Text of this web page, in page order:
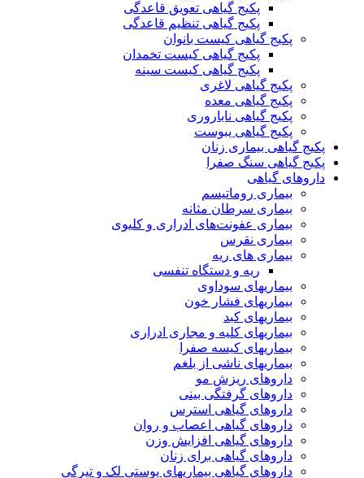
پکیج گیاهی تعویق قاعدگی
پکیج گیاهی تنظیم قاعدگی
پکیج گیاهی کیست بانوان
پکیج گیاهی کیست تخمدان
پکیج گیاهی کیست سینه
پکیج گیاهی لاغری
پکیج گیاهی معده
پکیج گیاهی ناباروری
پکیج گیاهی یبوست
پکیج گیاهی بیماری زنان
پکیج گیاهی سنگ صفرا
داروهای گیاهی
بیماری روماتیسم
بیماری سرطان مثانه
بیماری عفونت‌های ادراری و کلیوی
بیماری نقرس
بیماری های ریه
ریه و دستگاه تنفسی
بیماریهای سوداوی
بیماریهای فشار خون
بیماریهای کبد
بیماریهای کلیه و مجاری ادراری
بیماریهای کیسه صفرا
بیماریهای ناشی از بلغم
داروهای ریزش مو
داروهای گرفتگی بینی
داروهای گیاهی استرس
داروهای گیاهی اعصاب و روان
داروهای گیاهی افزایش وزن
داروهای گیاهی برای زنان
داروهای گیاهی بیماریهای پوستی لک و تیرگی